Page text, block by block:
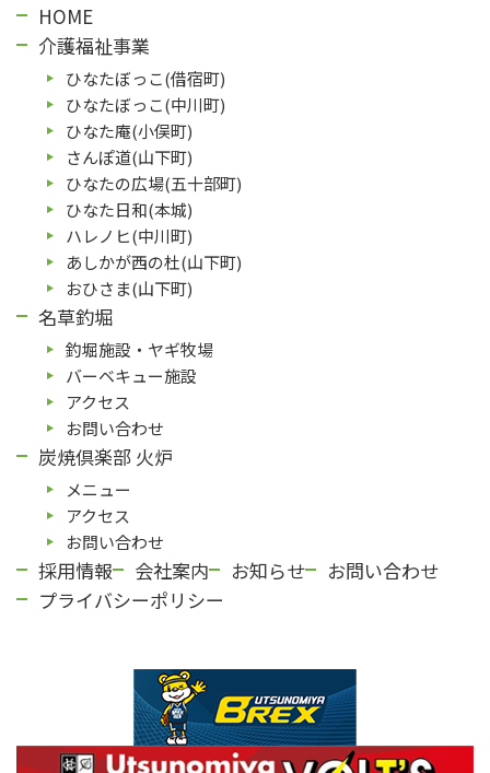
HOME
介護福祉事業
ひなたぼっこ(借宿町)
ひなたぼっこ(中川町)
ひなた庵(⼩俣町)
さんぽ道(⼭下町)
ひなたの広場(五⼗部町)
ひなた⽇和(本城)
ハレノヒ(中川町)
あしかが⻄の杜(⼭下町)
おひさま(山下町)
名草釣堀
釣堀施設・ヤギ牧場
バーベキュー施設
アクセス
お問い合わせ
炭焼倶楽部 火炉
メニュー
アクセス
お問い合わせ
採用情報 会社案内 お知らせ
お問い合わせ
プライバシーポリシー